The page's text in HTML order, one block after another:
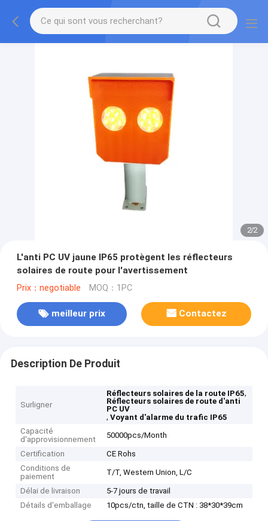
2/2
L'anti PC UV jaune IP65 protègent les réflecteurs
solaires de route pour l'avertissement
Prix：negotiable MOQ：1PC
meilleur prix Contactez
Description De Produit
Surligner
Réflecteurs solaires de la route IP65,
Réflecteurs solaires de route d'anti
PC UV
,Voyant d'alarme du trafic IP65
Capacité
d'approvisionnement
50000pcs/Month
Certification
CE Rohs
Conditions de
paiement
T/T, Western Union, L/C
Délai de livraison
5-7 jours de travail
Détails d'emballage
10pcs/ctn, taille de CTN : 38*30*39cm